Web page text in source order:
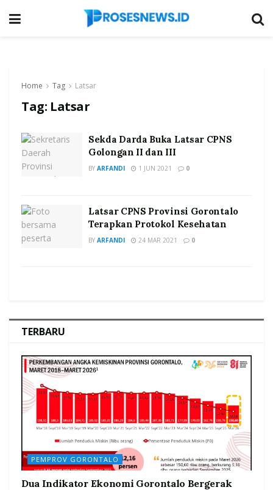
Home Tag Latsar
Tag: Latsar
Sekda Darda Buka Latsar CPNS
Golongan II dan III
BY ARFANDI 1 JUN 2021 0
Latsar CPNS Provinsi Gorontalo
Terapkan Protokol Kesehatan
BY ARFANDI 24 MAR 2021 0
TERBARU
PEMPROV GORONTALO
Dua Indikator Ekonomi Gorontalo Bergerak